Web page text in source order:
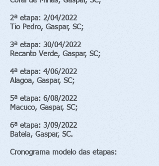
2ª etapa: 2/04/2022
Tio Pedro, Gaspar, SC;
3ª etapa: 30/04/2022
Recanto Verde, Gaspar, SC;
4ª etapa: 4/06/2022
Alagoa, Gaspar, SC;
5ª etapa: 6/08/2022
Macuco, Gaspar, SC;
6ª etapa: 3/09/2022
Bateia, Gaspar, SC.
Cronograma modelo das etapas: